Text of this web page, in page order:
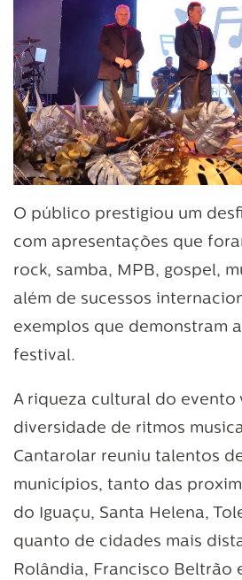
O público prestigiou um
com apresentações que
rock, samba, MPB, gospel,
além de sucessos
exemplos que demonstram
festival.
A riqueza cultural do evento
diversidade de ritmos
Cantarolar reuniu talentos
municípios, tanto das
do Iguaçu, Santa Helena,
quanto de cidades mais
Rolândia, Francisco Beltrão